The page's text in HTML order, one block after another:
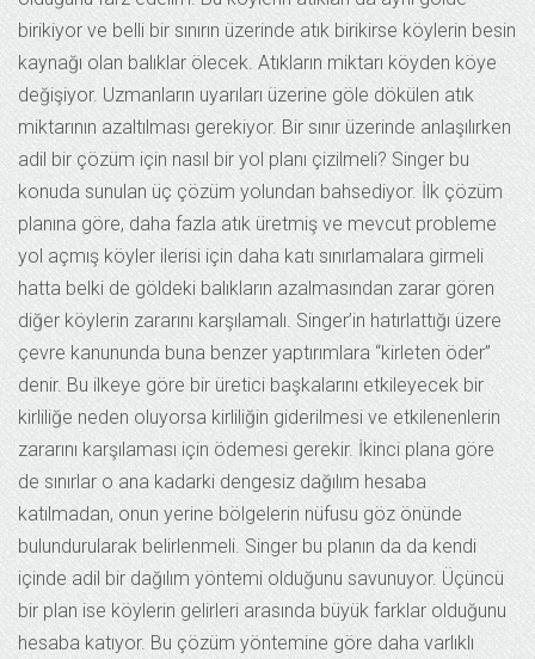
birikiyor ve belli bir sınırın üzerinde atık birikirse köylerin besin
kaynağı olan balıklar ölecek. Atıkların miktarı köyden köye
değişiyor. Uzmanların uyarıları üzerine göle dökülen atık
miktarının azaltılması gerekiyor. Bir sınır üzerinde anlaşılırken
adil bir çözüm için nasıl bir yol planı çizilmeli? Singer bu
konuda sunulan üç çözüm yolundan bahsediyor. İlk çözüm
planına göre, daha fazla atık üretmiş ve mevcut probleme
yol açmış köyler ilerisi için daha katı sınırlamalara girmeli
hatta belki de göldeki balıkların azalmasından zarar gören
diğer köylerin zararını karşılamalı. Singer’in hatırlattığı üzere
çevre kanununda buna benzer yaptırımlara “kirleten öder”
denir. Bu ilkeye göre bir üretici başkalarını etkileyecek bir
kirliliğe neden oluyorsa kirliliğin giderilmesi ve etkilenenlerin
zararını karşılaması için ödemesi gerekir. İkinci plana göre
de sınırlar o ana kadarki dengesiz dağılım hesaba
katılmadan, onun yerine bölgelerin nüfusu göz önünde
bulundurularak belirlenmeli. Singer bu planın da da kendi
içinde adil bir dağılım yöntemi olduğunu savunuyor. Üçüncü
bir plan ise köylerin gelirleri arasında büyük farklar olduğunu
hesaba katıyor. Bu çözüm yöntemine göre daha varlıklı